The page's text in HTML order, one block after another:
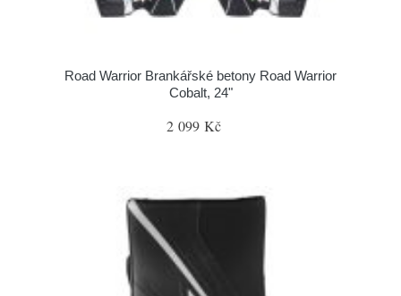
Road Warrior Brankářské betony Road Warrior
Cobalt, 24"
2 099 Kč